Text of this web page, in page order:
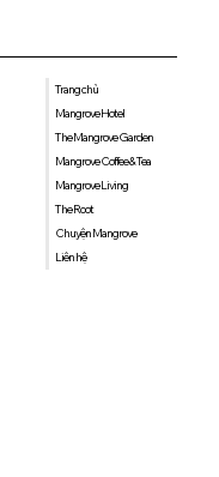
Trang chủ
Mangrove Hotel
The Mangrove Garden
Mangrove Coffee & Tea
Mangrove Living
The Root
Chuyện Mangrove
Liên hệ